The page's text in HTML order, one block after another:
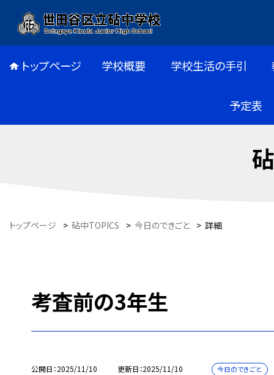
トップページ 学校概要 学校生活の手引
予定表
トップページ > 砧中TOPICS > 今日のできごと > 詳細
考査前の3年生
公開日 2025/11/10 更新日 2025/11/10 今日のできごと